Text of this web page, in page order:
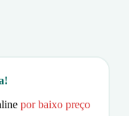
por baixo preço